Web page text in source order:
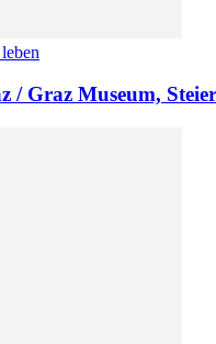
/ Graz Museum,